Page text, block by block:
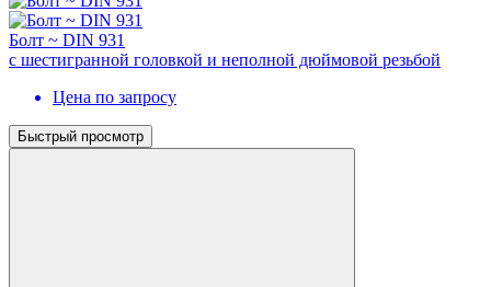
Болт ~ DIN 931
с шестигранной головкой и неполной дюймовой резьбой
Цена по запросу
Быстрый просмотр